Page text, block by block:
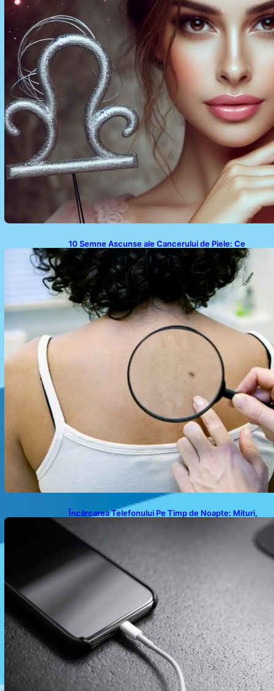
10 Semne Ascunse ale Cancerului de Piele: Ce
Trebuie să Știm pentru a Ne Proteja
Încărcarea Telefonului Pe Timp de Noapte: Mituri,